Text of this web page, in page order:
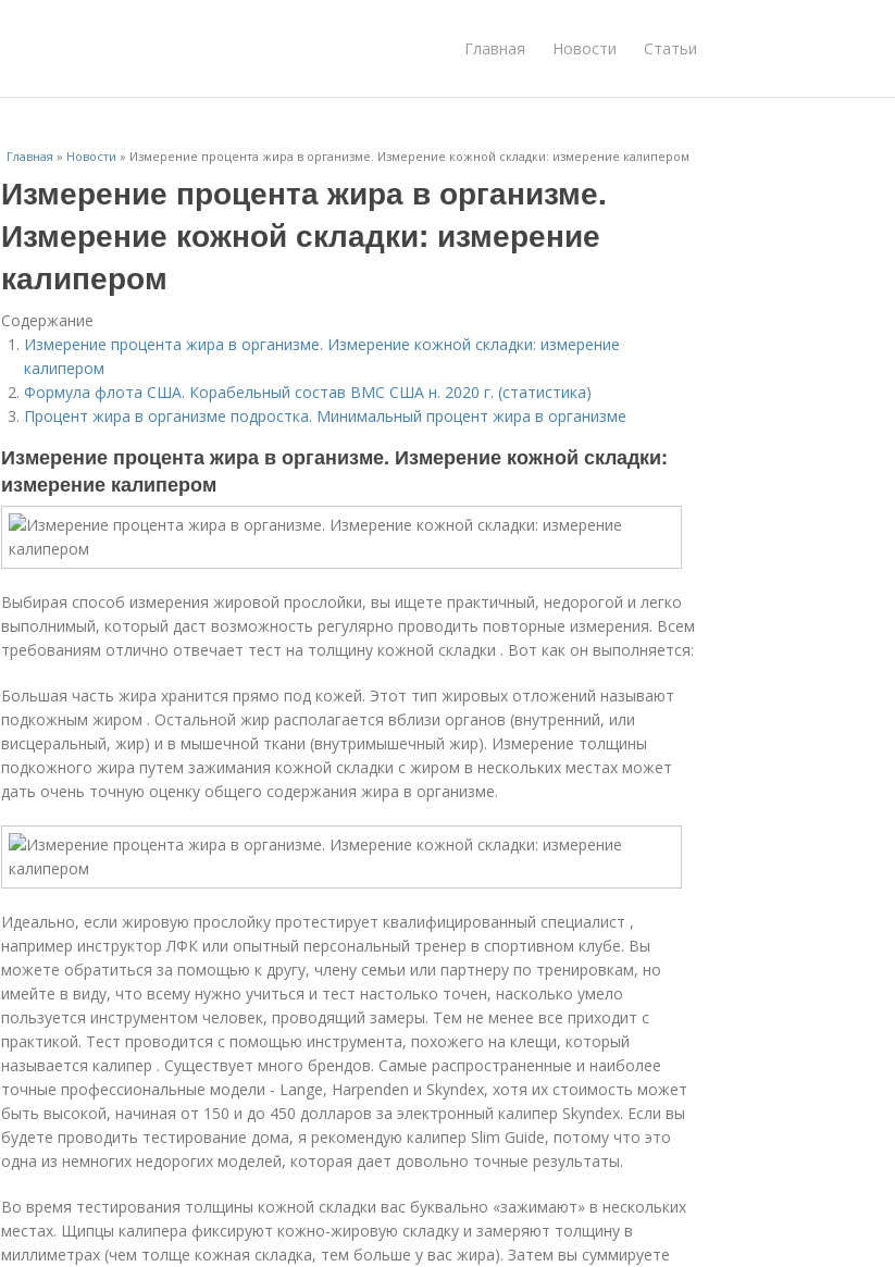
Главная Новости Статьи
Главная » Новости » Измерение процента жира в организме. Измерение кожной складки: измерение калипером
Измерение процента жира в организме.
Измерение кожной складки: измерение
калипером
Содержание
Измерение процента жира в организме. Измерение кожной складки: измерение
калипером
Формула флота США. Корабельный состав ВМС США н. 2020 г. (статистика)
Процент жира в организме подростка. Минимальный процент жира в организме
Измерение процента жира в организме. Измерение кожной складки:
измерение калипером
Выбирая способ измерения жировой прослойки, вы ищете практичный, недорогой и легко
выполнимый, который даст возможность регулярно проводить повторные измерения. Всем
требованиям отлично отвечает тест на толщину кожной складки . Вот как он выполняется:
Большая часть жира хранится прямо под кожей. Этот тип жировых отложений называют
подкожным жиром . Остальной жир располагается вблизи органов (внутренний, или
висцеральный, жир) и в мышечной ткани (внутримышечный жир). Измерение толщины
подкожного жира путем зажимания кожной складки с жиром в нескольких местах может
дать очень точную оценку общего содержания жира в организме.
Идеально, если жировую прослойку протестирует квалифицированный специалист ,
например инструктор ЛФК или опытный персональный тренер в спортивном клубе. Вы
можете обратиться за помощью к другу, члену семьи или партнеру по тренировкам, но
имейте в виду, что всему нужно учиться и тест настолько точен, насколько умело
пользуется инструментом человек, проводящий замеры. Тем не менее все приходит с
практикой. Тест проводится с помощью инструмента, похожего на клещи, который
называется калипер . Существует много брендов. Самые распространенные и наиболее
точные профессиональные модели - Lange, Harpenden и Skyndex, хотя их стоимость может
быть высокой, начиная от 150 и до 450 долларов за электронный калипер Skyndex. Если вы
будете проводить тестирование дома, я рекомендую калипер Slim Guide, потому что это
одна из немногих недорогих моделей, которая дает довольно точные результаты.
Во время тестирования толщины кожной складки вас буквально «зажимают» в нескольких
местах. Щипцы калипера фиксируют кожно-жировую складку и замеряют толщину в
миллиметрах (чем толще кожная складка, тем больше у вас жира). Затем вы суммируете